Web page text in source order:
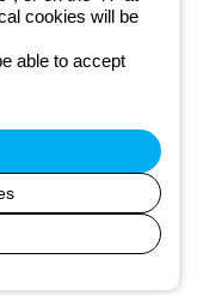
- P.IVA (IT)
Companies of
cookies will be
able to accept